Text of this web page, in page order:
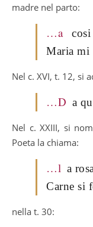
madre nel parto:
…a
Maria mi
Nel c. XVI, t. 12, si
…D a
Nel c. XXIII, si
Poeta la chiama:
…l a
Carne si
nella t. 30: